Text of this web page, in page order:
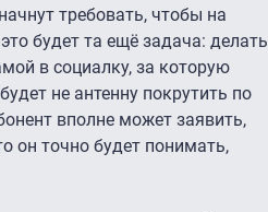
требовать, чтобы на
будет та ещё задача: делать
в социалку, за которую
не антенну покрутить по
вполне может заявить,
он точно будет понимать,